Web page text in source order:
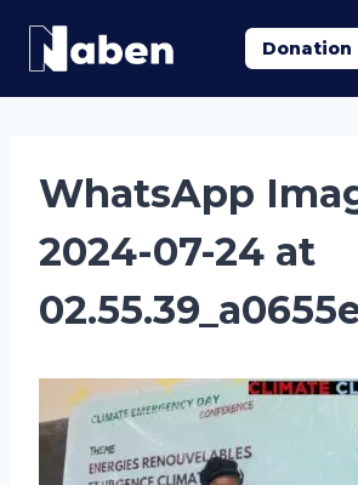
Donation
WhatsApp
2024-07-24 at